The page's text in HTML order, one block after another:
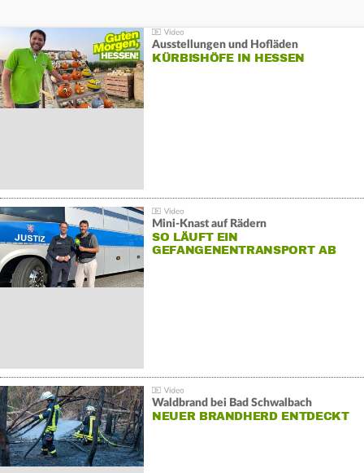
Ausstellungen und Hofläden
KÜRBISHÖFE IN HESSEN
Mini-Knast auf Rädern
SO LÄUFT EIN
GEFANGENENTRANSPORT AB
Waldbrand bei Bad Schwalbach
NEUER BRANDHERD ENTDECKT